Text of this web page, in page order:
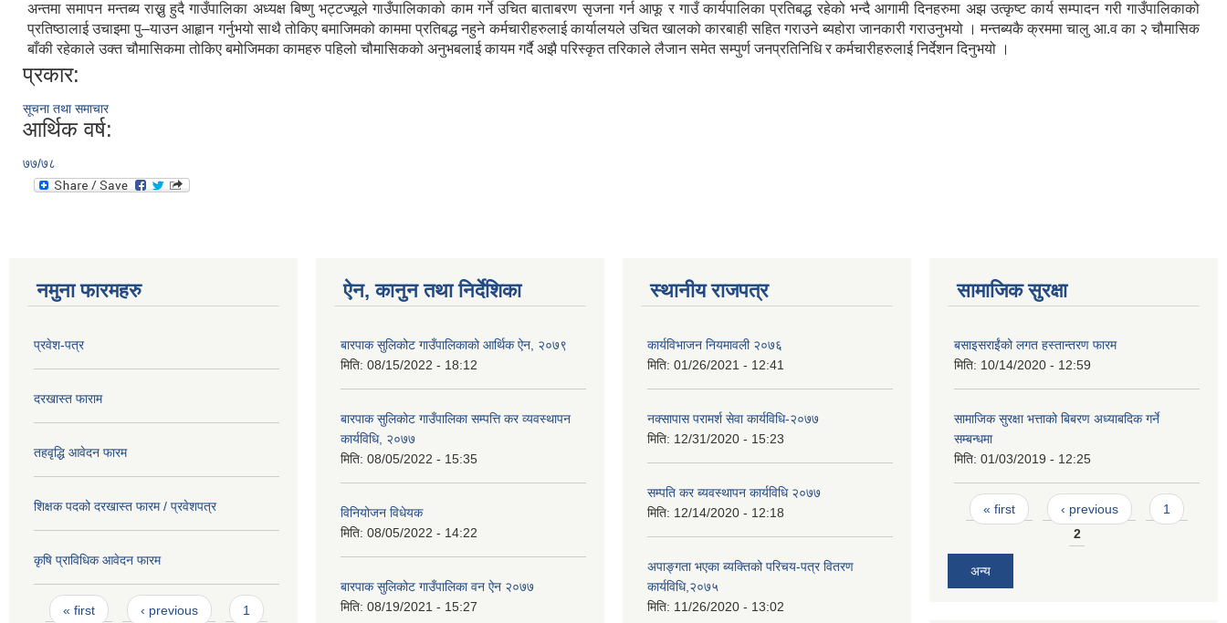
अन्तमा समापन मन्तब्य राख्नु हुदै गाउँपालिका अध्यक्ष बिष्णु भट्टज्यूले गाउँपालिकाको काम गर्ने उचित बाताबरण सृजना गर्न आफू र गाउँ कार्यपालिका प्रतिबद्ध रहेको भन्दै आगामी दिनहरुमा अझ उत्कृष्ट कार्य सम्पादन गरी गाउँपालिकाको
प्रतिष्ठालाई उचाइमा पु–याउन आहृान गर्नुभयो साथै तोकिए बमाजिमको काममा प्रतिबद्ध नहुने कर्मचारीहरुलाई कार्यालयले उचित खालको कारबाही सहित गराउने ब्यहोरा जानकारी गराउनुभयो । मन्तब्यकै क्रममा चालु आ.व का २ चौमासिक
बाँकी रहेकाले उक्त चौमासिकमा तोकिए बमोजिमका कामहरु पहिलो चौमासिकको अनुभबलाई कायम गर्दै अझै परिस्कृत तरिकाले लैजान समेत सम्पुर्ण जनप्रतिनिधि र कर्मचारीहरुलाई निर्देशन दिनुभयो ।
प्रकार:
सूचना तथा समाचार
आर्थिक वर्ष:
७७/७८
नमुना फारमहरु
प्रवेश-पत्र
दरखास्त फाराम
तहवृद्धि आवेदन फारम
शिक्षक पदको दरखास्त फारम / प्रवेशपत्र
कृषि प्राविधिक आवेदन फारम
Pages
« first ‹ previous 1
ऐन, कानुन तथा निर्देशिका
बारपाक सुलिकोट गाउँपालिकाको आर्थिक ऐन, २०७९
मिति: 08/15/2022 - 18:12
बारपाक सुलिकोट गाउँपालिका सम्पत्ति कर व्यवस्थापन
कार्यविधि, २०७७
मिति: 08/05/2022 - 15:35
विनियोजन विधेयक
मिति: 08/05/2022 - 14:22
बारपाक सुलिकोट गाउँपालिका वन ऐन २०७७
मिति: 08/19/2021 - 15:27
स्थानीय राजपत्र
कार्यविभाजन नियमावली २०७६
मिति: 01/26/2021 - 12:41
नक्सापास परामर्श सेवा कार्यविधि-२०७७
मिति: 12/31/2020 - 15:23
सम्पति कर ब्यवस्थापन कार्यविधि २०७७
मिति: 12/14/2020 - 12:18
अपाङ्गता भएका ब्यक्तिको परिचय-पत्र वितरण
कार्यविधि,२०७५
मिति: 11/26/2020 - 13:02
सामाजिक सुरक्षा
बसाइसराईंको लगत हस्तान्तरण फारम
मिति: 10/14/2020 - 12:59
सामाजिक सुरक्षा भत्ताको बिबरण अध्याबदिक गर्ने
सम्बन्धमा
मिति: 01/03/2019 - 12:25
Pages
« first ‹ previous
1
2
अन्य